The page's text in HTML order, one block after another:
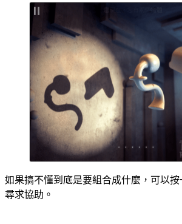
如果搞不懂到底是要組合成什麼，可以按
尋求協助。